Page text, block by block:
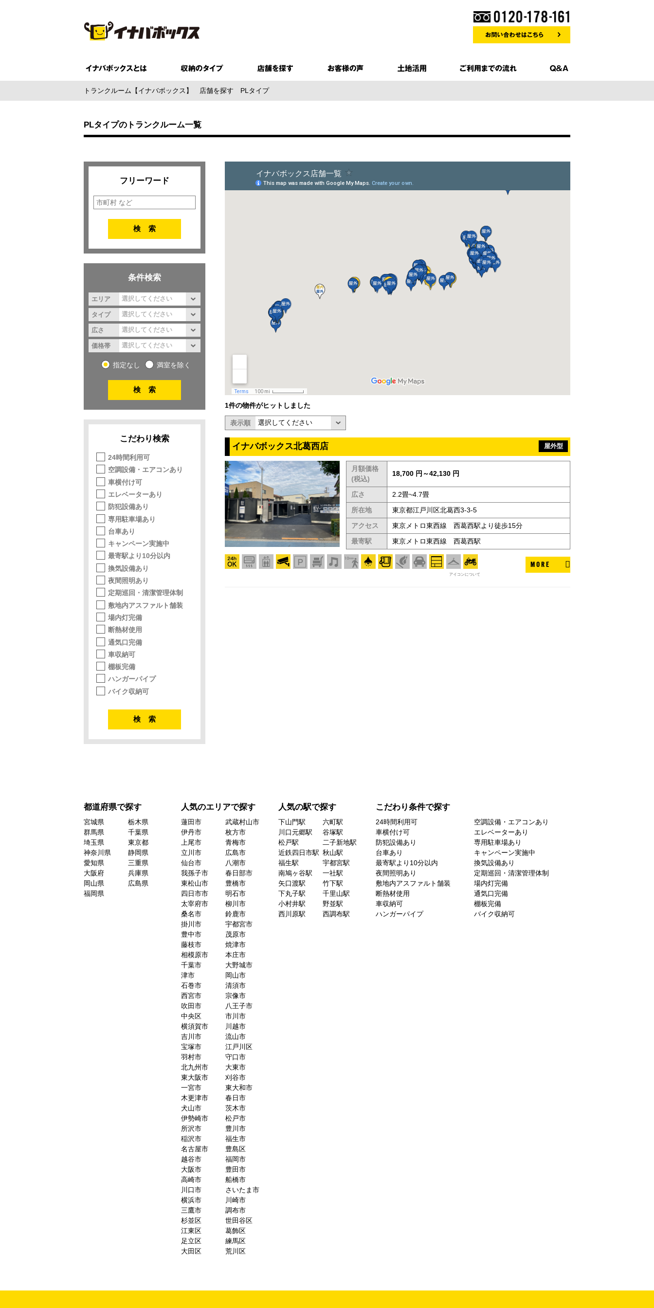
トランクルーム【イナバボックス】 店舗を探す PLタイプ
PLタイプのトランクルーム一覧
1件の物件がヒットしました
表示順
イナバボックス北葛西店 屋外型
月額価格
(税込)
18,700 円～42,130 円
広さ
2.2畳~4.7畳
所在地
東京都江戸川区北葛西3-3-5
アクセス
東京メトロ東西線 西葛西駅より徒歩15分
最寄駅
東京メトロ東西線 西葛西駅
アイコンについて
MORE
フリーワード
条件検索
エリア
タイプ
広さ
価格帯
指定なし 満室を除く
こだわり検索
24時間利用可
空調設備・エアコンあり
車横付け可
エレベーターあり
防犯設備あり
専用駐車場あり
台車あり
キャンペーン実施中
最寄駅より10分以内
換気設備あり
夜間照明あり
定期巡回・清潔管理体制
敷地内アスファルト舗装
場内灯完備
断熱材使用
通気口完備
車収納可
棚板完備
ハンガーパイプ
バイク収納可
都道府県で探す
宮城県
栃木県
群馬県
千葉県
埼玉県
東京都
神奈川県
静岡県
愛知県
三重県
大阪府
兵庫県
岡山県
広島県
福岡県
人気のエリアで探す
蓮田市
武蔵村山市
伊丹市
枚方市
上尾市
青梅市
立川市
広島市
仙台市
八潮市
我孫子市
春日部市
東松山市
豊橋市
四日市市
明石市
太宰府市
柳川市
桑名市
鈴鹿市
掛川市
宇都宮市
豊中市
茂原市
藤枝市
焼津市
相模原市
本庄市
千葉市
大野城市
津市
岡山市
石巻市
清須市
西宮市
宗像市
吹田市
八王子市
中央区
市川市
横須賀市
川越市
吉川市
流山市
宝塚市
江戸川区
羽村市
守口市
北九州市
大東市
東大阪市
刈谷市
一宮市
東大和市
木更津市
春日市
犬山市
茨木市
伊勢崎市
松戸市
所沢市
豊川市
稲沢市
福生市
名古屋市
豊島区
越谷市
福岡市
大阪市
豊田市
高崎市
船橋市
川口市
さいたま市
横浜市
川崎市
三鷹市
調布市
杉並区
世田谷区
江東区
葛飾区
足立区
練馬区
大田区
荒川区
人気の駅で探す
下山門駅
六町駅
川口元郷駅
谷塚駅
松戸駅
二子新地駅
近鉄四日市駅 秋山駅
福生駅
宇都宮駅
南鳩ヶ谷駅
一社駅
矢口渡駅
竹下駅
下丸子駅
千里山駅
小村井駅
野並駅
西川原駅
西調布駅
こだわり条件で探す
24時間利用可
空調設備・エアコンあり
車横付け可
エレベーターあり
防犯設備あり
専用駐車場あり
台車あり
キャンペーン実施中
最寄駅より10分以内
換気設備あり
夜間照明あり
定期巡回・清潔管理体制
敷地内アスファルト舗装
場内灯完備
断熱材使用
通気口完備
車収納可
棚板完備
ハンガーパイプ
バイク収納可